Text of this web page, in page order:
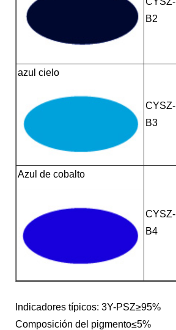
B2
azul cielo
CYSZ-
B3
Azul de cobalto
CYSZ-
B4
Indicadores típicos: 3Y-PSZ≥95%
Composición del pigmento≤5%